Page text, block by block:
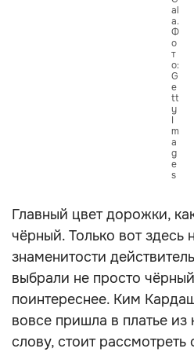
al
a.
Ф
о
т
о:
G
e
tt
y
I
m
a
g
e
s
Главный цвет дорожки,
чёрный. Только вот здесь
знаменитости
выбрали не просто
поинтереснее. Ким
вовсе пришла в платье из
слову, стоит рассмотреть